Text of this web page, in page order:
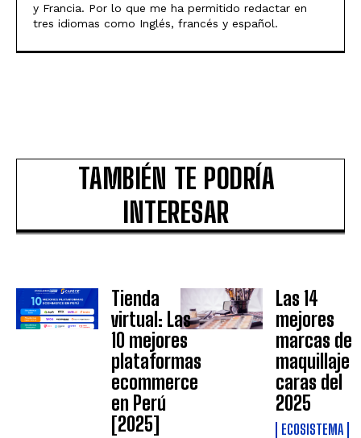
y Francia. Por lo que me ha permitido redactar en
tres idiomas como Inglés, francés y español.
TAMBIÉN TE PODRÍA
INTERESAR
Tienda
virtual: Las
10 mejores
plataformas
ecommerce
en Perú
[2025]
Las 14
mejores
marcas de
maquillaje
caras del
2025
ECOSISTEMA